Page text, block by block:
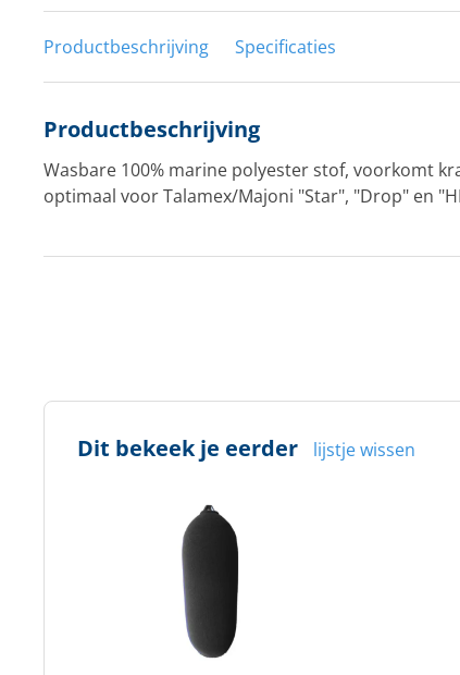
Productbeschrijving Specificaties
Productbeschrijving
Wasbare 100% marine polyester stof, voorkomt
optimaal voor Talamex/Majoni "Star", "Drop" en
Dit bekeek je eerder lijstje wissen